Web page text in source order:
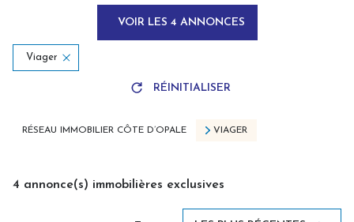
VOIR LES 4 ANNONCES
Viager
RÉINITIALISER
RÉSEAU IMMOBILIER CÔTE D’OPALE VIAGER
4 annonce(s) immobilières exclusives